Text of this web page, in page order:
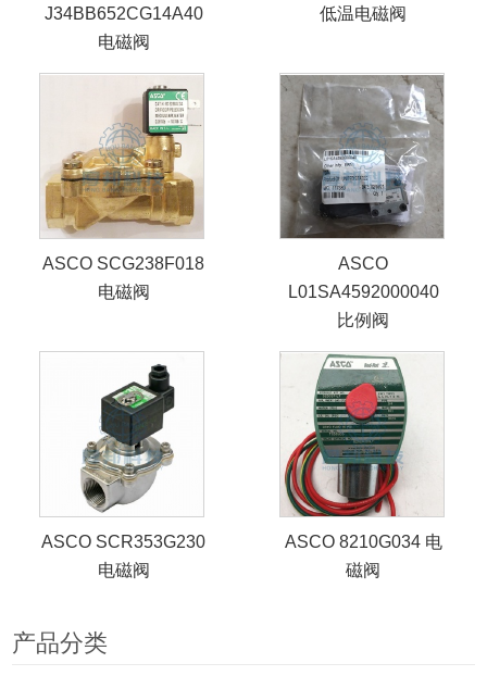
J34BB652CG14A40
电磁阀
低温电磁阀
ASCO SCG238F018
电磁阀
ASCO
L01SA4592000040
比例阀
ASCO SCR353G230
电磁阀
ASCO 8210G034 电
磁阀
产品分类